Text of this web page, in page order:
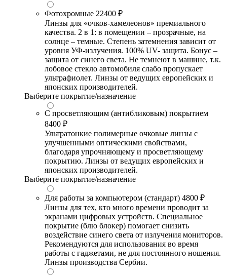
Фотохромные 22400 ₽
Линзы для «очков-хамелеонов» премиального
качества. 2 в 1: в помещении – прозрачные, на
солнце – темные. Степень затемнения зависит от
уровня УФ-излучения. 100% UV- защита. Бонус –
защита от синего света. Не темнеют в машине, т.к.
лобовое стекло автомобиля слабо пропускает
ультрафиолет. Линзы от ведущих европейских и
японских производителей.
Выберите покрытие/назначение
С просветляющим (антибликовым) покрытием
8400 ₽
Ультратонкие полимерные очковые линзы с
улучшенными оптическими свойствами,
благодаря упрочняющему и просветляющему
покрытию. Линзы от ведущих европейских и
японских производителей.
Выберите покрытие/назначение
Для работы за компьютером (стандарт) 4800 ₽
Линзы для тех, кто много времени проводит за
экранами цифровых устройств. Специальное
покрытие (блю блокер) помогает снизить
воздействие синего света от излучения мониторов.
Рекомендуются для использования во время
работы с гаджетами, не для постоянного ношения.
Линзы производства Сербии.